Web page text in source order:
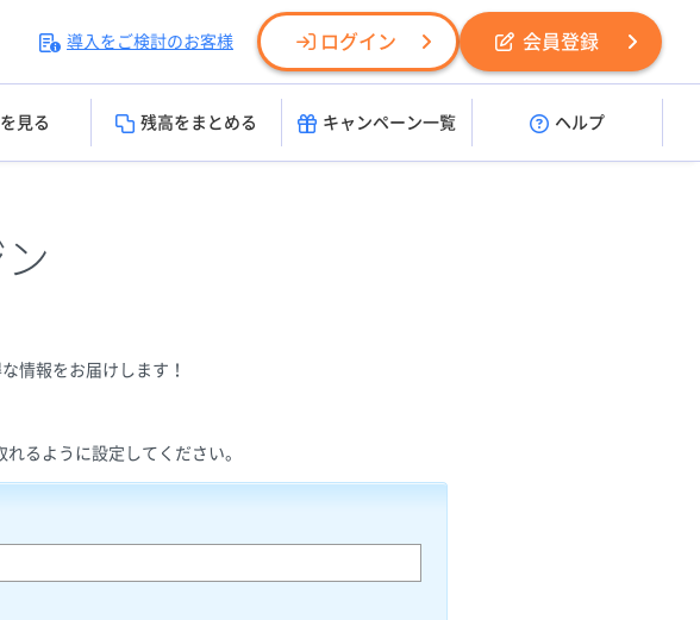
導入をご検討のお客様 ログイン 会員登録
見る 残高をまとめる キャンペーン一覧 ヘルプ
情報をお届けします！
るように設定してください。